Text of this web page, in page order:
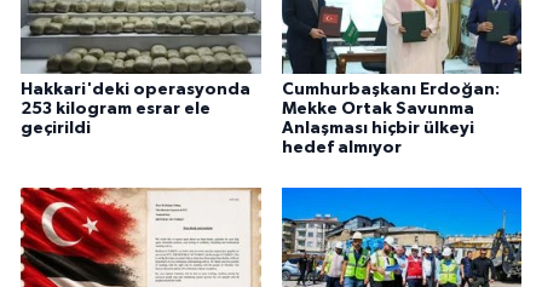
Hakkari'deki operasyonda
253 kilogram esrar ele
geçirildi
Cumhurbaşkanı Erdoğan:
Mekke Ortak Savunma
Anlaşması hiçbir ülkeyi
hedef almıyor